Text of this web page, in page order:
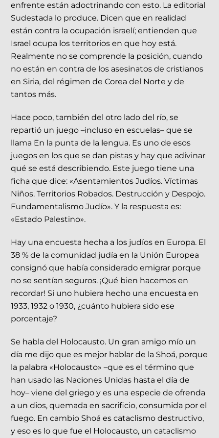
enfrente están adoctrinando con esto. La editorial
Sudestada lo produce. Dicen que en realidad
están contra la ocupación israelí; entienden que
Israel ocupa los territorios en que hoy está.
Realmente no se comprende la posición, cuando
no están en contra de los asesinatos de cristianos
en Siria, del régimen de Corea del Norte y de
tantos más.
Hace poco, también del otro lado del río, se
repartió un juego –incluso en escuelas– que se
llama En la punta de la lengua. Es uno de esos
juegos en los que se dan pistas y hay que adivinar
qué se está describiendo. Este juego tiene una
ficha que dice: «Asentamientos Judíos. Víctimas
Niños. Territorios Robados. Destrucción y Despojo.
Fundamentalismo Judío». Y la respuesta es:
«Estado Palestino».
Hay una encuesta hecha a los judíos en Europa. El
38 % de la comunidad judía en la Unión Europea
consignó que había considerado emigrar porque
no se sentían seguros. ¡Qué bien hacemos en
recordar! Si uno hubiera hecho una encuesta en
1933, 1932 o 1930, ¿cuánto hubiera sido ese
porcentaje?
Se habla del Holocausto. Un gran amigo mío un
día me dijo que es mejor hablar de la Shoá, porque
la palabra «Holocausto» –que es el término que
han usado las Naciones Unidas hasta el día de
hoy– viene del griego y es una especie de ofrenda
a un dios, quemada en sacrificio, consumida por el
fuego. En cambio Shoá es cataclismo destructivo,
y eso es lo que fue el Holocausto, un cataclismo